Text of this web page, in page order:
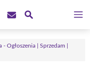
- Ogłoszenia | Sprzedam |